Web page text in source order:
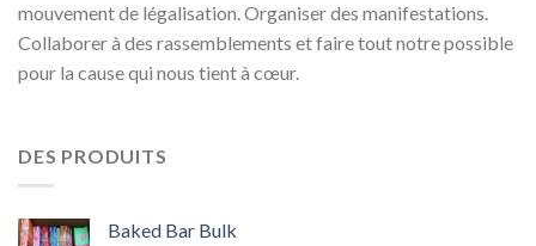
mouvement de légalisation. Organiser des manifestations.
Collaborer à des rassemblements et faire tout notre possible
pour la cause qui nous tient à cœur.
DES PRODUITS
Baked Bar Bulk